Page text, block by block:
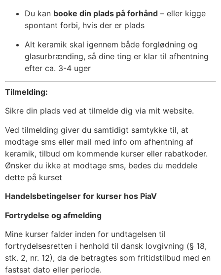
Du kan booke din plads på forhånd – eller kigge
spontant forbi, hvis der er plads
Alt keramik skal igennem både forglødning og
glasurbrænding, så dine ting er klar til afhentning
efter ca. 3-4 uger
Tilmelding:
Sikre din plads ved at tilmelde dig via mit website.
Ved tilmelding giver du samtidigt samtykke til, at
modtage sms eller mail med info om afhentning af
keramik, tilbud om kommende kurser eller rabatkoder.
Ønsker du ikke at modtage sms, bedes du meddele
dette på kurset
Handelsbetingelser for kurser hos PiaV
Fortrydelse og afmelding
Mine kurser falder inden for undtagelsen til
fortrydelsesretten i henhold til dansk lovgivning (§ 18,
stk. 2, nr. 12), da de betragtes som fritidstilbud med en
fastsat dato eller periode.